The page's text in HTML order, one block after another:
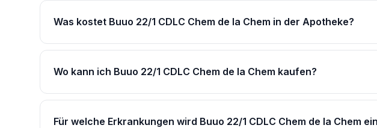
Was kostet Buuo 22/1 CDLC Chem de la Chem in der Apotheke?
Wo kann ich Buuo 22/1 CDLC Chem de la Chem kaufen?
Für welche Erkrankungen wird Buuo 22/1 CDLC Chem de la Chem